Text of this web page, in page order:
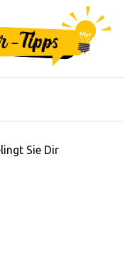
Sie Dir